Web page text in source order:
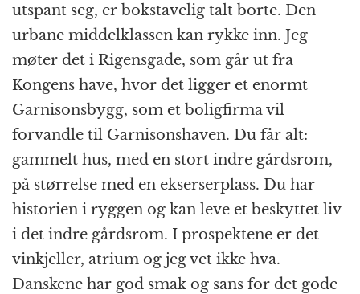
utspant seg, er bokstavelig talt borte. Den
urbane middelklassen kan rykke inn. Jeg
møter det i Rigensgade, som går ut fra
Kongens have, hvor det ligger et enormt
Garnisonsbygg, som et boligfirma vil
forvandle til Garnisonshaven. Du får alt:
gammelt hus, med en stort indre gårdsrom,
på størrelse med en ekserserplass. Du har
historien i ryggen og kan leve et beskyttet liv
i det indre gårdsrom. I prospektene er det
vinkjeller, atrium og jeg vet ikke hva.
Danskene har god smak og sans for det gode